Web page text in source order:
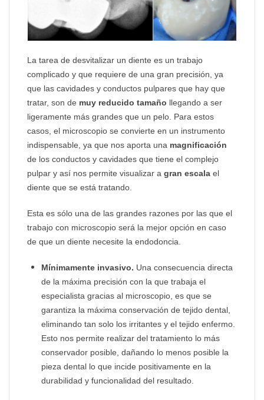
La tarea de desvitalizar un diente es un trabajo
complicado y que requiere de una gran precisión, ya
que las cavidades y conductos pulpares que hay que
tratar, son de muy reducido tamaño llegando a ser
ligeramente más grandes que un pelo. Para estos
casos, el microscopio se convierte en un instrumento
indispensable, ya que nos aporta una magnificación
de los conductos y cavidades que tiene el complejo
pulpar y así nos permite visualizar a gran escala el
diente que se está tratando.
Esta es sólo una de las grandes razones por las que el
trabajo con microscopio será la mejor opción en caso
de que un diente necesite la endodoncia.
Mínimamente invasivo. Una consecuencia directa
de la máxima precisión con la que trabaja el
especialista gracias al microscopio, es que se
garantiza la máxima conservación de tejido dental,
eliminando tan solo los irritantes y el tejido enfermo.
Esto nos permite realizar del tratamiento lo más
conservador posible, dañando lo menos posible la
pieza dental lo que incide positivamente en la
durabilidad y funcionalidad del resultado.